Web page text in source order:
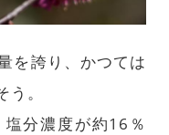
を誇り、かつては
。
分濃度が約16％